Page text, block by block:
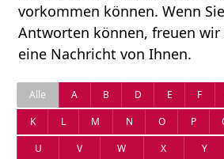
vorkommen können. Wenn
Antworten können, freuen wir
eine Nachricht von Ihnen.
Alle A B D E F
K
L M N O P
U
V W X Y